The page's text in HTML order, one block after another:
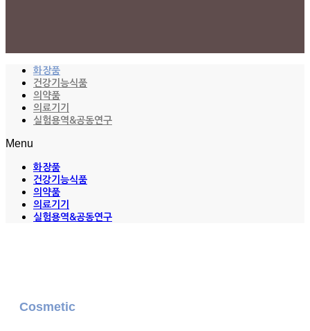
화장품
건강기능식품
의약품
의료기기
실험용역&공동연구
Menu
화장품
건강기능식품
의약품
의료기기
실험용역&공동연구
Cosmetic